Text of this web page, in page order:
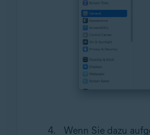
Wenn Sie dazu